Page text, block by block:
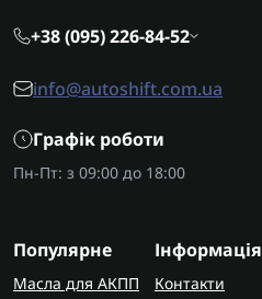
+38 (095) 226-84-52
info@autoshift.com.ua
Графік роботи
Пн-Пт: з 09:00 до 18:00
Популярне
Масла для АКПП
Інформація
Контакти